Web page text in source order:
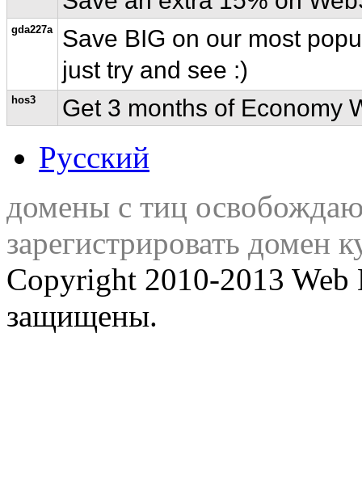
gda227a
Save BIG on our most
just try and see :)
hos3 Get 3 months of Economy
Русский
домены с тиц
зарегистрировать домен
Copyright 2010-2013 Web
защищены.